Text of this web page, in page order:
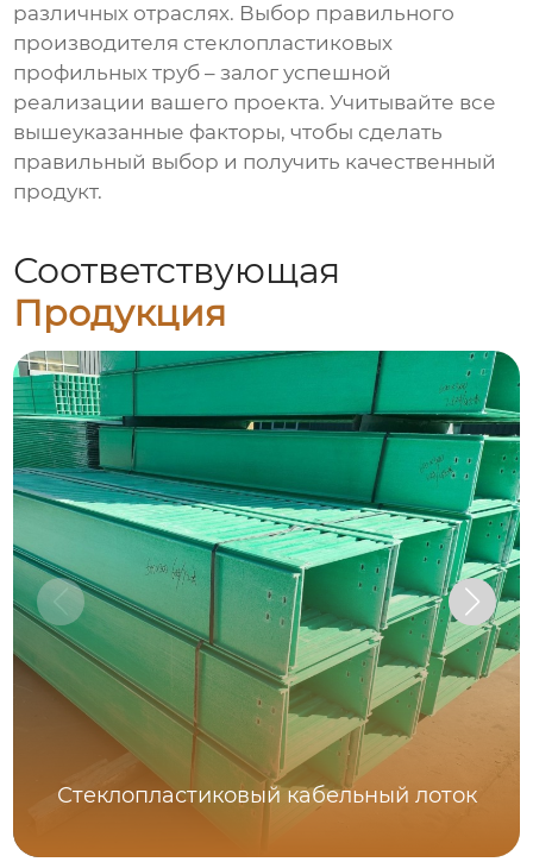
различных отраслях. Выбор правильного
производителя стеклопластиковых
профильных труб – залог успешной
реализации вашего проекта. Учитывайте все
вышеуказанные факторы, чтобы сделать
правильный выбор и получить качественный
продукт.
Соответствующая
Продукция
Стеклопластиковый кабельный лоток